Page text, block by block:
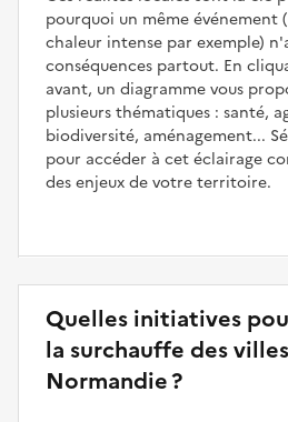
pourquoi un même événement
chaleur intense par exemple)
conséquences partout. En
avant, un diagramme vous
plusieurs thématiques : santé,
biodiversité, aménagement...
pour accéder à cet éclairage
des enjeux de votre territoire.
Quelles initiatives
la surchauffe des
Normandie ?